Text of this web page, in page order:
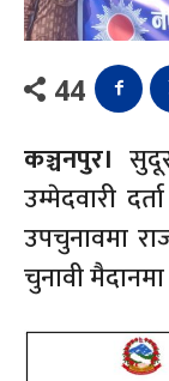
44
कञ्चनपुर।
उम्मेदवारी
उपचुनावमा
चुनावी